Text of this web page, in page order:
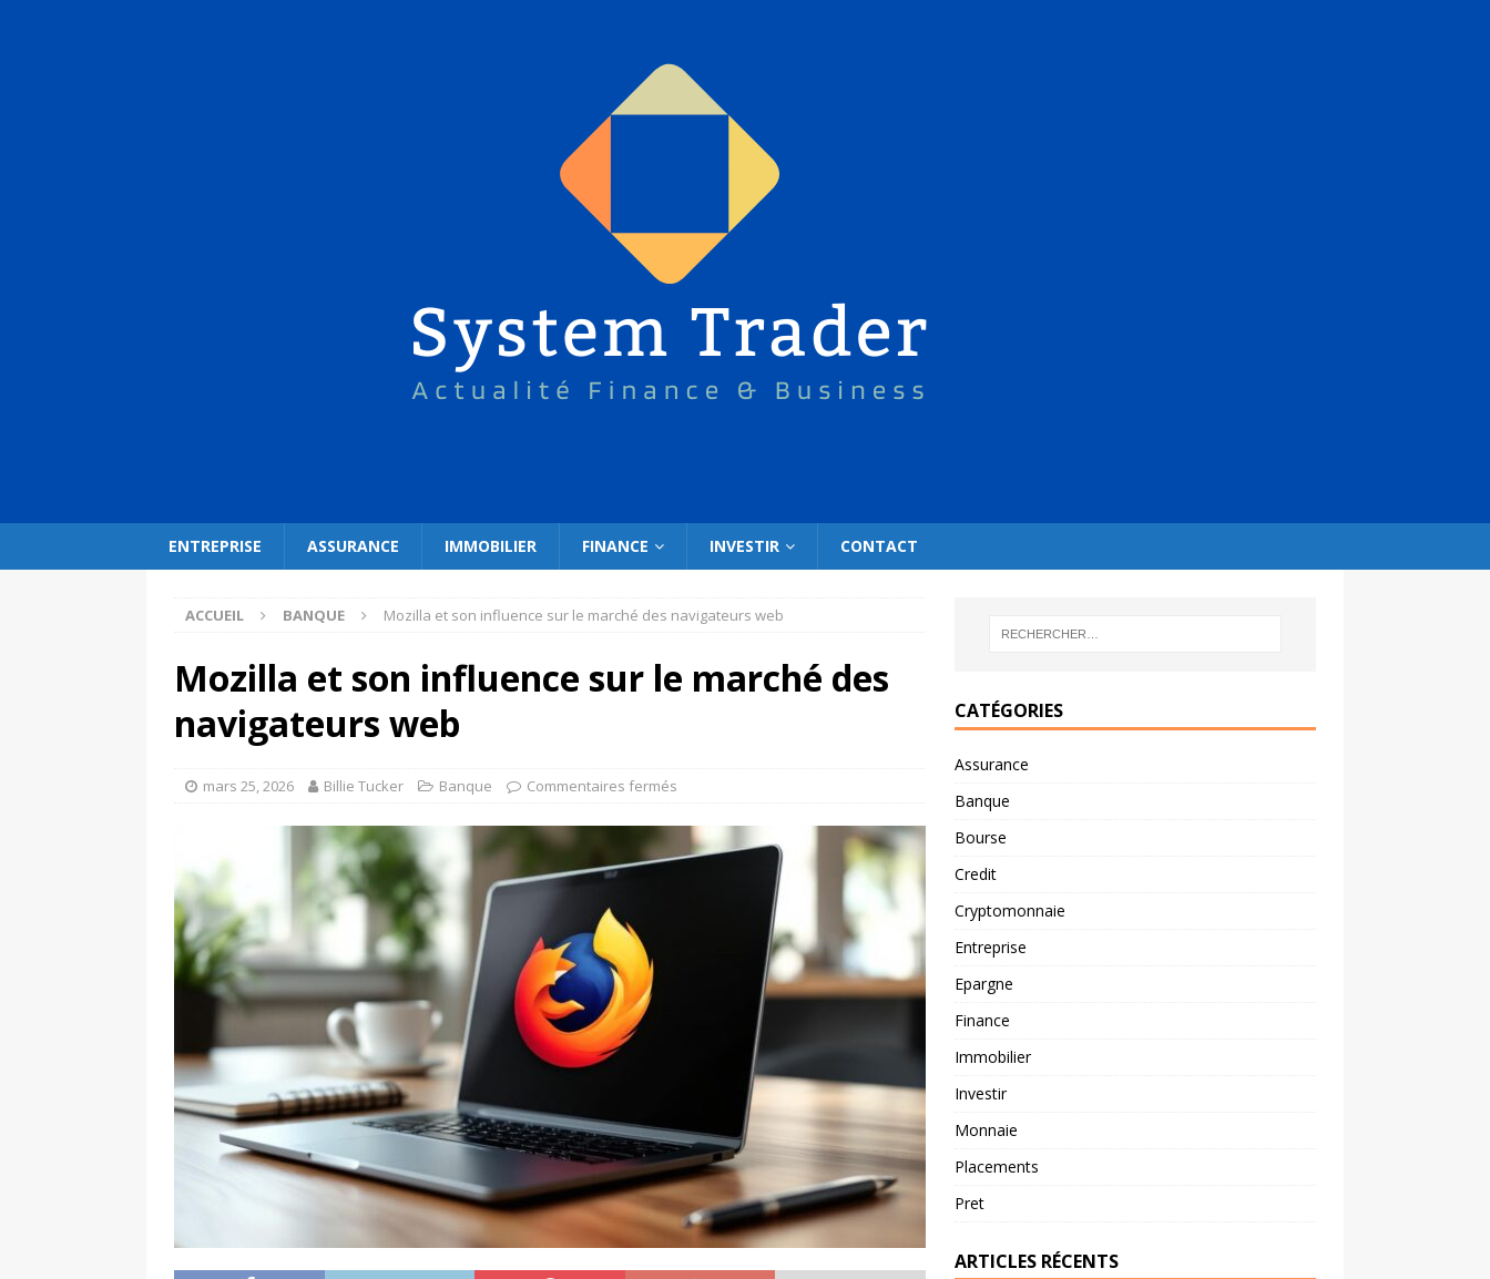
ENTREPRISE ASSURANCE IMMOBILIER FINANCE INVESTIR CONTACT
ACCUEIL BANQUE Mozilla et son influence sur le marché des navigateurs web
Mozilla et son influence sur le marché des
navigateurs web
mars 25, 2026 Billie Tucker Banque Commentaires fermés
CATÉGORIES
Assurance
Banque
Bourse
Credit
Cryptomonnaie
Entreprise
Epargne
Finance
Immobilier
Investir
Monnaie
Placements
Pret
ARTICLES RÉCENTS